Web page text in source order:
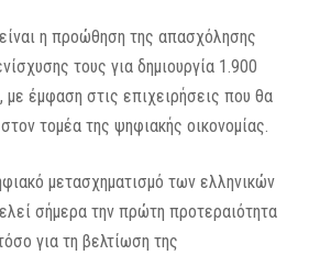
η προώθηση της απασχόλησης
τους για δημιουργία 1.900
έμφαση στις επιχειρήσεις που θα
τομέα της ψηφιακής οικονομίας.
μετασχηματισμό των ελληνικών
σήμερα την πρώτη προτεραιότητα
για τη βελτίωση της